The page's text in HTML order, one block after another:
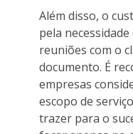
Além disso, o
pela
reuniões com o
documento. É
empresas
escopo de
trazer para o